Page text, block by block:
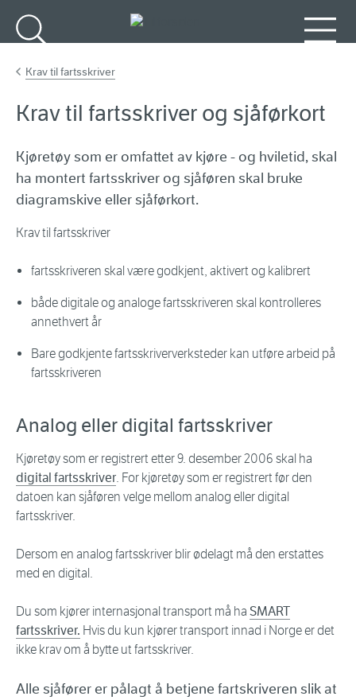
Krav til fartsskriver
Krav til fartsskriver og sjåførkort
Kjøretøy som er omfattet av kjøre - og hviletid, skal
ha montert fartsskriver og sjåføren skal bruke
diagramskive eller sjåførkort.
Krav til fartsskriver
fartsskriveren skal være godkjent, aktivert og kalibrert
både digitale og analoge fartsskriveren skal kontrolleres
annethvert år
Bare godkjente fartsskriververksteder kan utføre arbeid på
fartsskriveren
Analog eller digital fartsskriver
Kjøretøy som er registrert etter 9. desember 2006 skal ha
digital fartsskriver. For kjøretøy som er registrert før den
datoen kan sjåføren velge mellom analog eller digital
fartsskriver.
Dersom en analog fartsskriver blir ødelagt må den erstattes
med en digital.
Du som kjører internasjonal transport må ha SMART
fartsskriver. Hvis du kun kjører transport innad i Norge er det
ikke krav om å bytte ut fartsskriver.
Alle sjåfører er pålagt å betjene fartskriveren slik at